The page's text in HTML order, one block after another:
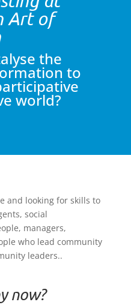
Art of
the
to
world?
and looking for skills to
social
managers,
who lead community
leaders..
now?